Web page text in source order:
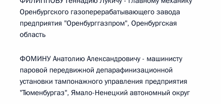
Оренбургского газоперерабатывающего завода
предприятия "Оренбурггазпром", Оренбургская
область
ФОМИНУ Анатолию Александровичу - машинисту
паровой передвижной депарафинизационной
установки тампонажного управления предприятия
"Тюменбургаз", Ямало-Ненецкий автономный округ